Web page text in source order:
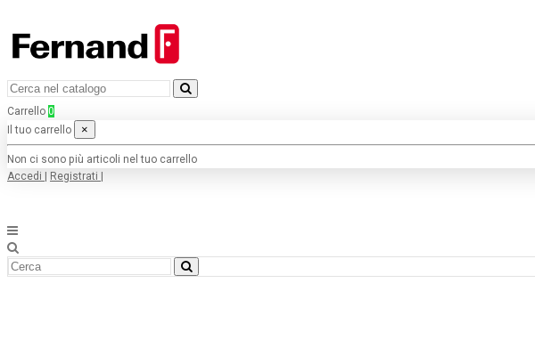
Carrello 0
Il tuo carrello
×
Non ci sono più articoli nel tuo carrello
Accedi
Registrati